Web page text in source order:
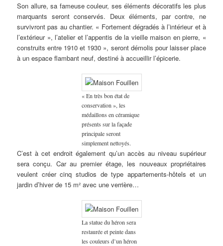
Son allure, sa fameuse couleur, ses éléments décoratifs les plus
marquants seront conservés. Deux éléments, par contre, ne
survivront pas au chantier. « Fortement dégradés à l’intérieur et à
l’extérieur », l’atelier et l’appentis de la vieille maison en pierre, «
construits entre 1910 et 1930 », seront démolis pour laisser place
à un espace flambant neuf, destiné à accueillir l’épicerie.
« En très bon état de
conservation », les
médaillons en céramique
présents sur la façade
principale seront
simplement nettoyés.
C’est à cet endroit également qu’un accès au niveau supérieur
sera conçu. Car au premier étage, les nouveaux propriétaires
veulent créer cinq studios de type appartements-hôtels et un
jardin d’hiver de 15 m² avec une verrière…
La statue du héron sera
restaurée et peinte dans
les couleurs d’un héron